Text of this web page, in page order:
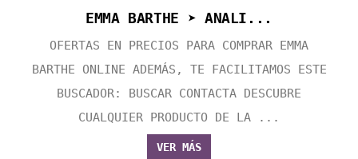
EMMA BARTHE ➤ ANALI...
OFERTAS EN PRECIOS PARA COMPRAR EMMA
BARTHE ONLINE ADEMÁS, TE FACILITAMOS ESTE
BUSCADOR: BUSCAR CONTACTA DESCUBRE
CUALQUIER PRODUCTO DE LA ...
VER MÁS